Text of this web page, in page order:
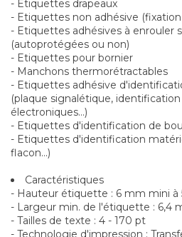
- Etiquettes drapeaux
- Etiquettes non adhésive (fixation
- Etiquettes adhésives à enrouler
(autoprotégées ou non)
- Etiquettes pour bornier
- Manchons thermorétractables
- Etiquettes adhésive
(plaque signalétique,
électroniques...)
- Etiquettes d'identification de
- Etiquettes d'identification
flacon...)
Caractéristiques
- Hauteur étiquette : 6 mm mini à
- Largeur min. de l'étiquette : 6,4
- Tailles de texte : 4 - 170 pt
- Technologie d'impression :